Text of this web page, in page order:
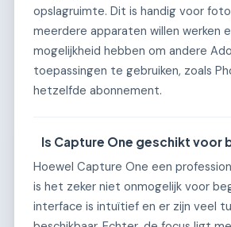
opslagruimte. Dit is handig voor
meerdere apparaten willen werken
mogelijkheid hebben om andere
toepassingen te gebruiken, zoals
hetzelfde abonnement.
Is Capture One geschikt voor
Hoewel Capture One een
is het zeker niet onmogelijk voor
interface is intuïtief en er zijn veel